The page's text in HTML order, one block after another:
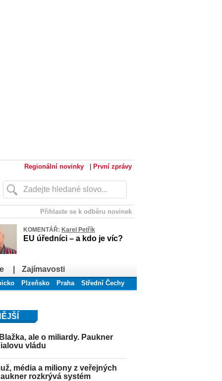
Regionální novinky První zprávy
Přihlaste se k odběru novinek
KOMENTÁŘ: Karel Petřík
EU úředníci – a kdo je víc?
Zajímavosti
Plzeňsko Praha Střední Čechy
ale o miliardy. Paukner
vládu
média a miliony z veřejných
rozkrývá systém